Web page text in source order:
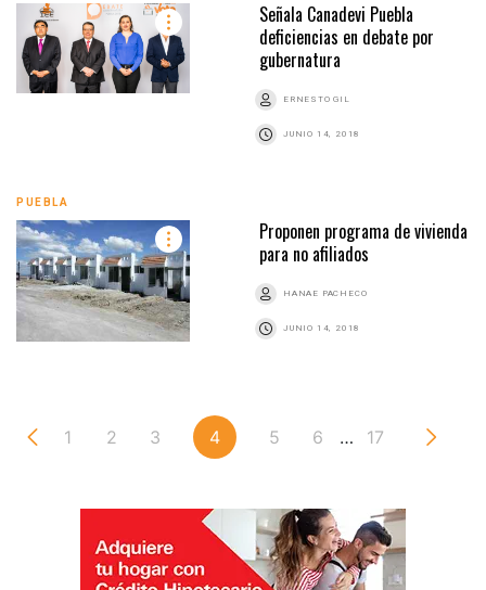
Señala Canadevi Puebla
deficiencias en debate por
gubernatura
ERNESTO GIL
JUNIO 14, 2018
PUEBLA
Proponen programa de vivienda
para no afiliados
HANAE PACHECO
JUNIO 14, 2018
1 2 3 4 5 6 … 17